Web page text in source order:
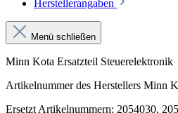
Herstellerangaben
Menü schließen
Minn Kota Ersatzteil Steuerelektronik
Artikelnummer des Herstellers Minn
Ersetzt Artikelnummern: 2054030,